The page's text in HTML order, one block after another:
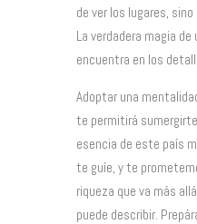
de ver los lugares,
La verdadera magia de
encuentra en los
Adoptar una
te permitirá
esencia de este país
te guíe, y te
riqueza que va más
puede describir.